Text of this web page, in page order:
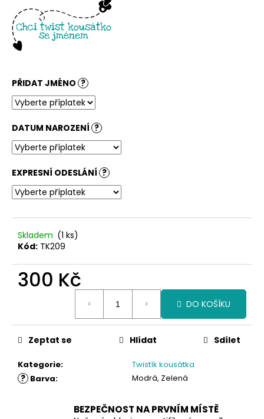
PŘIDAT JMÉNO ?
DATUM NAROZENÍ ?
EXPRESNÍ ODESLÁNÍ ?
Skladem (1 ks)
Kód: TK209
300 Kč
DO KOŠÍKU
Kategorie: Twistík kousátka
? Barva: Modrá, Zelená
Zeptat se Hlídat Sdílet
BEZPEČNOST NA PRVNÍM MÍSTĚ